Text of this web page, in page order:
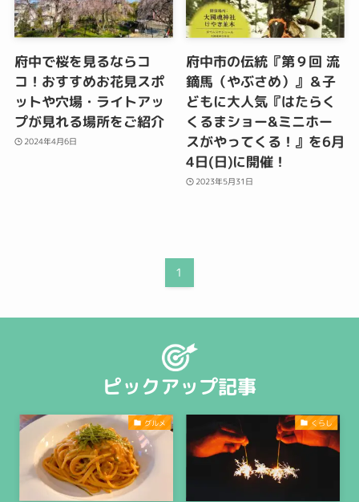
府中で桜を見るならコ
コ！おすすめお花見スポ
ットや穴場・ライトアッ
プが見れる場所をご紹介
2024年4月6日
府中市の伝統『第９回 流
鏑馬（やぶさめ）』＆子
どもに大人気『はたらく
くるまショー&ミニホー
スがやってくる！』を6月
4日(日)に開催！
2023年5月31日
1
ピックアップ記事
グルメ くらし